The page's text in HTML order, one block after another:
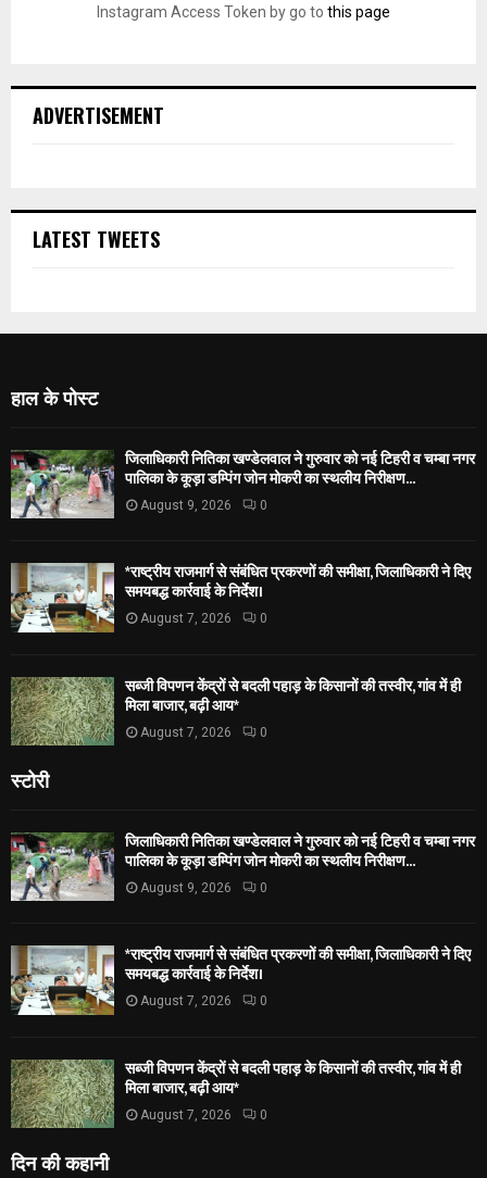
Instagram Access Token by go to this page
ADVERTISEMENT
LATEST TWEETS
हाल के पोस्ट
जिलाधिकारी नितिका खण्डेलवाल ने गुरुवार को नई टिहरी व चम्बा नगर
पालिका के कूड़ा डम्पिंग जोन मोकरी का स्थलीय निरीक्षण...
August 9, 2026 0
*राष्ट्रीय राजमार्ग से संबंधित प्रकरणों की समीक्षा, जिलाधिकारी ने दिए
समयबद्ध कार्रवाई के निर्देश।
August 7, 2026 0
सब्जी विपणन केंद्रों से बदली पहाड़ के किसानों की तस्वीर, गांव में ही
मिला बाजार, बढ़ी आय*
August 7, 2026 0
स्टोरी
जिलाधिकारी नितिका खण्डेलवाल ने गुरुवार को नई टिहरी व चम्बा नगर
पालिका के कूड़ा डम्पिंग जोन मोकरी का स्थलीय निरीक्षण...
August 9, 2026 0
*राष्ट्रीय राजमार्ग से संबंधित प्रकरणों की समीक्षा, जिलाधिकारी ने दिए
समयबद्ध कार्रवाई के निर्देश।
August 7, 2026 0
सब्जी विपणन केंद्रों से बदली पहाड़ के किसानों की तस्वीर, गांव में ही
मिला बाजार, बढ़ी आय*
August 7, 2026 0
दिन की कहानी